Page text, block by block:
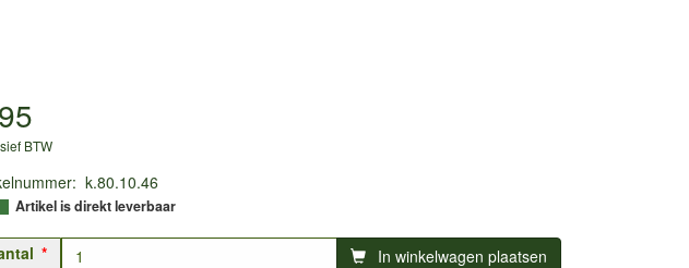
BTW
: k.80.10.46
Artikel is direkt leverbaar
In winkelwagen plaatsen